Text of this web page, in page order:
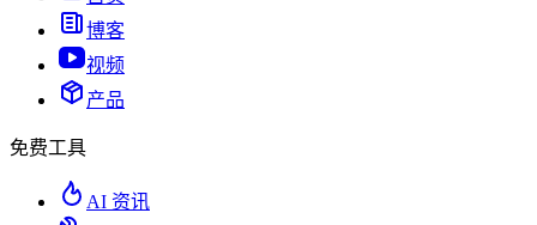
博客
视频
产品
免费工具
AI 资讯